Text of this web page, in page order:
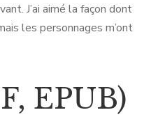
J’ai aimé la façon dont
les personnages m’ont
EPUB)